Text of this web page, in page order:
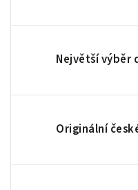
Největší výběr
Originální